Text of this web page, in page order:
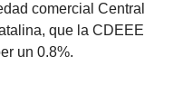
comercial Central
que la CDEEE
un 0.8%.